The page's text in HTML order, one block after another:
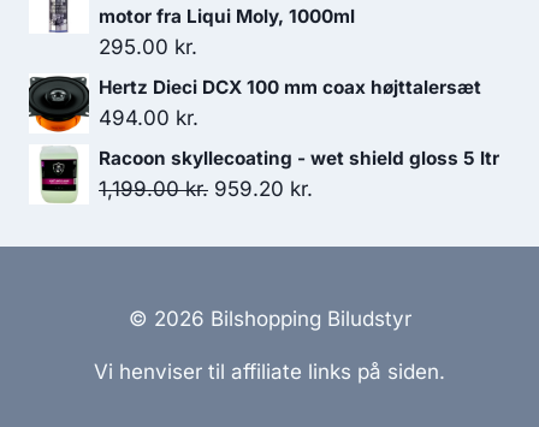
motor fra Liqui Moly, 1000ml
295.00 kr.
Hertz Dieci DCX 100 mm coax højttalersæt
494.00 kr.
Racoon skyllecoating - wet shield gloss 5 ltr
1,199.00kr. Den
pris
1,199.00 kr..
959.20 kr.
pris
959.20 kr..
© 2026 Bilshopping Biludstyr
Vi henviser til affiliate links på siden.